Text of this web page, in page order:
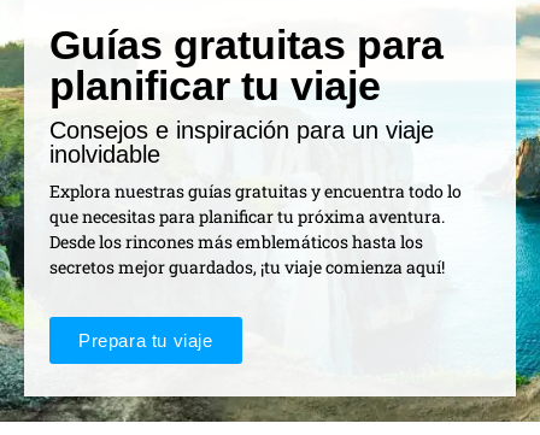
Guías gratuitas para
planificar tu viaje
Consejos e inspiración para un viaje
inolvidable
Explora nuestras guías gratuitas y encuentra todo lo
que necesitas para planificar tu próxima aventura.
Desde los rincones más emblemáticos hasta los
secretos mejor guardados, ¡tu viaje comienza aquí!
Prepara tu viaje